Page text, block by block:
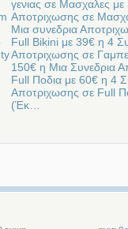
γενιας σε Μασχαλες
Αποτριχωσης σε
Μια συνεδρια
Full Bikini με 39€ η 4
Αποτριχωσης σε
150€ η Μια Συνεδρια
Full Ποδια με 60€ η 4
Αποτριχωσης σε Full
(Έκ…